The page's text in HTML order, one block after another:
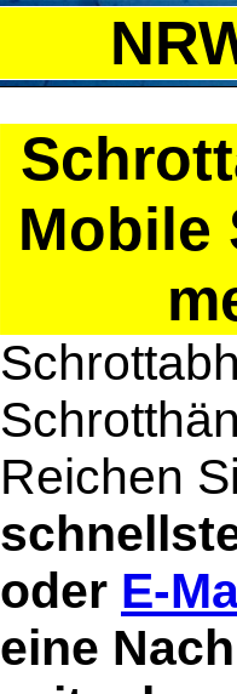
Mobile
Reichen
oder E-
eine